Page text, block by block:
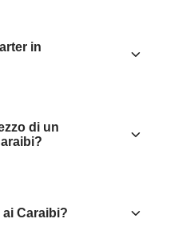
in
di un
Caraibi?